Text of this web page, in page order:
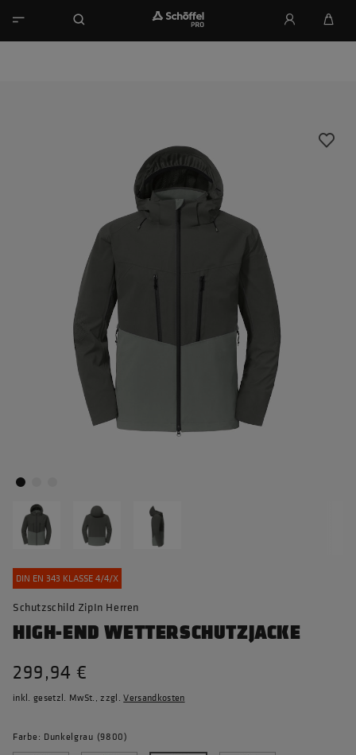
DIN EN 343 KLASSE 4/4/X
Schutzschild ZipIn Herren
HIGH-END WETTERSCHUTZJACKE
299,94 €
inkl. gesetzl. MwSt., zzgl.Versandkosten
Farbe: Dunkelgrau (9800)